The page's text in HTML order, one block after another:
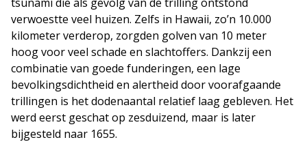
verwoestte veel huizen. Zelfs in Hawaii, zo’n 10.000
kilometer verderop, zorgden golven van 10 meter
hoog voor veel schade en slachtoffers. Dankzij een
combinatie van goede funderingen, een lage
bevolkingsdichtheid en alertheid door voorafgaande
trillingen is het dodenaantal relatief laag gebleven. Het
werd eerst geschat op zesduizend, maar is later
bijgesteld naar 1655.